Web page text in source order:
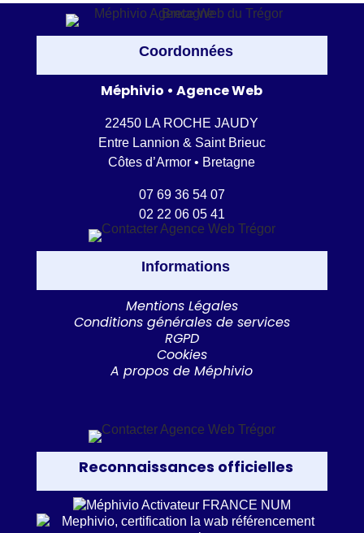
Coordonnées
Méphivio • Agence Web
22450 LA ROCHE JAUDY
Entre Lannion & Saint Brieuc
Côtes d’Armor • Bretagne
07 69 36 54 07
02 22 06 05 41
Informations
Mentions Légales
Conditions générales de services
RGPD
Cookies
A propos de Méphivio
Reconnaissances officielles